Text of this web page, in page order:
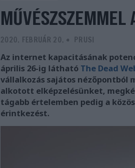
MŰVÉSZSZEMMEL
2020. FEBRUÁR 20. - PRUSI
Az internet kapacitásának
április 26-ig látható The Dead
vállalkozás sajátos nézőpontból
alkotott elképzelésünket,
tágabb értelemben pedig a
érintkezést.